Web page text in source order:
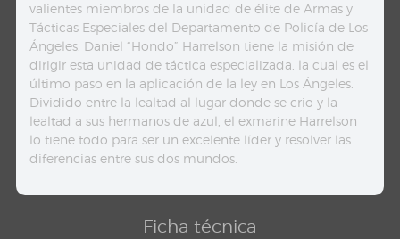
valientes miembros de la unidad de élite de Armas y
Tácticas Especiales del Departamento de Policía de Los
Ángeles. Daniel “Hondo” Harrelson tiene la misión de
dirigir esta unidad de táctica especializada, la cual es el
último paso en la aplicación de la ley en Los Ángeles.
Dividido entre la lealtad al lugar donde se crio y la
lealtad a sus hermanos de azul, el exmarine Harrelson
lo tiene todo para ser un excelente líder y resolver las
diferencias entre sus dos mundos.
Ficha técnica